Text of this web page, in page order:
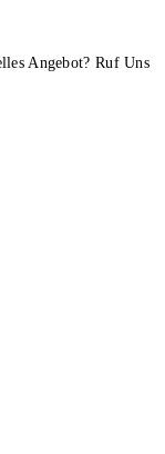
Angebot? Ruf Uns